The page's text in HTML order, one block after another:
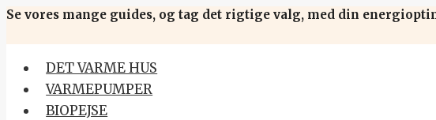
Skip
content
Se vores mange guides, og tag det rigtige valg, med din
DET VARME HUS
VARMEPUMPER
BIOPEJSE